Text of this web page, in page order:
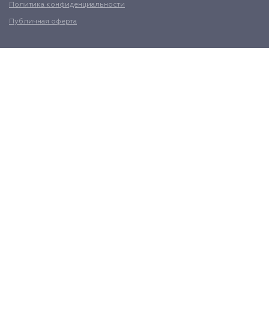
Политика конфиденциальности
Публичная оферта